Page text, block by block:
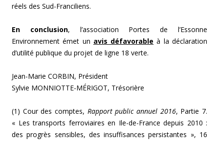
réels des Sud-Franciliens.
En conclusion, l’association Portes de l’Essonne
Environnement émet un avis défavorable à la déclaration
d’utilité publique du projet de ligne 18 verte.
Jean-Marie CORBIN, Président
Sylvie MONNIOTTE-MÉRIGOT, Trésorière
(1) Cour des comptes, Rapport public annuel 2016, Partie 7.
« Les transports ferroviaires en Ile-de-France depuis 2010 :
des progrès sensibles, des insuffisances persistantes », 16